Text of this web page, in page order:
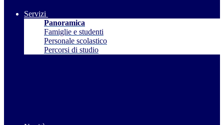
Servizi
Panoramica
Famiglie e studenti
Personale scolastico
Percorsi di studio